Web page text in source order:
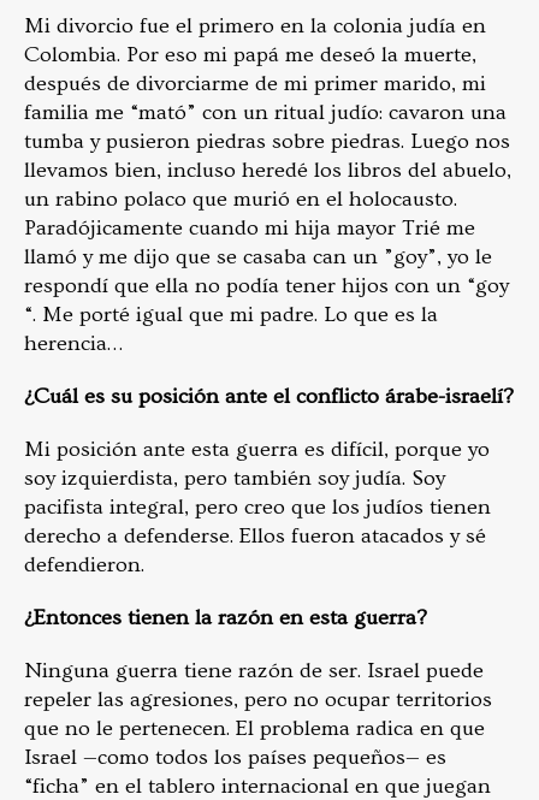
Mi divorcio fue el primero en la colonia judía en
Colombia. Por eso mi papá me deseó la muerte,
después de divorciarme de mi primer marido, mi
familia me “mató” con un ritual judío: cavaron una
tumba y pusieron piedras sobre piedras. Luego nos
llevamos bien, incluso heredé los libros del abuelo,
un rabino polaco que murió en el holocausto.
Paradójicamente cuando mi hija mayor Trié me
llamó y me dijo que se casaba can un ”goy”, yo le
respondí que ella no podía tener hijos con un “goy
“. Me porté igual que mi padre. Lo que es la
herencia…
¿Cuál es su posición ante el conflicto árabe-israelí?
Mi posición ante esta guerra es difícil, porque yo
soy izquierdista, pero también soy judía. Soy
pacifista integral, pero creo que los judíos tienen
derecho a defenderse. Ellos fueron atacados y sé
defendieron.
¿Entonces tienen la razón en esta guerra?
Ninguna guerra tiene razón de ser. Israel puede
repeler las agresiones, pero no ocupar territorios
que no le pertenecen. El problema radica en que
Israel —como todos los países pequeños— es
“ficha” en el tablero internacional en que juegan